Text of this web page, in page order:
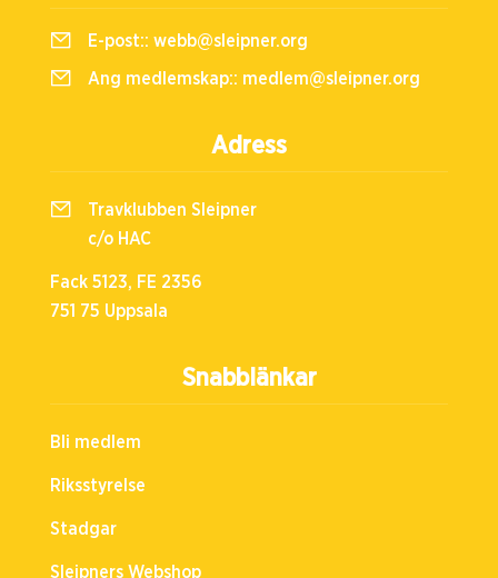
Snabblänkar
Bli medlem
Riksstyrelse
Stadgar
Sleipners Webshop
E-post:: webb@sleipner.org
Ang medlemskap:: medlem@sleipner.org
Adress
Travklubben Sleipner
c/o HAC
Fack 5123, FE 2356
751 75 Uppsala